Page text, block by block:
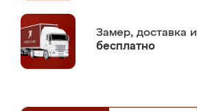
Замер, доставка
бесплатно